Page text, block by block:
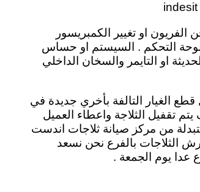
او تغيير الكمبريسور
التحكم . السيستم او حساس
او التايمر والسخان الداخلي
الغيار التالفة بأخري جديدة في
يتم تقفيل الثلاجة واعطاء العميل
من مركز صيانة ثلاجات اندست
الثلاجات بالفرع نحن نسعد
عدا يوم الجمعة .